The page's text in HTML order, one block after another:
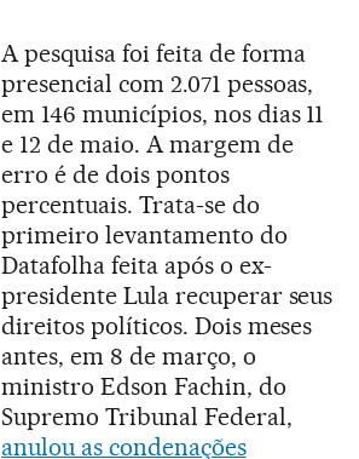
A pesquisa foi feita de forma
presencial com 2.071 pessoas,
em 146 municípios, nos dias 11
e 12 de maio. A margem de
erro é de dois pontos
percentuais. Trata-se do
primeiro levantamento do
Datafolha feita após o ex-
presidente Lula recuperar seus
direitos políticos. Dois meses
antes, em 8 de março, o
ministro Edson Fachin, do
Supremo Tribunal Federal,
anulou as condenações